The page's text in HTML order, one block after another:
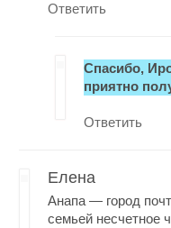
Ответить
Спасибо,
приятно
Ответить
Елена
Анапа — город
семьей несчетное